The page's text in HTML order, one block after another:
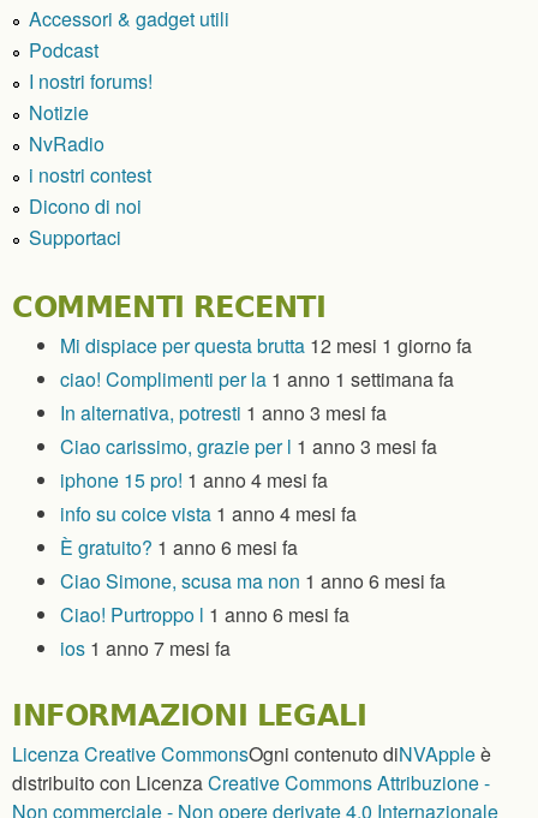
Accessori & gadget utili
Podcast
I nostri forums!
Notizie
NvRadio
i nostri contest
Dicono di noi
Supportaci
COMMENTI RECENTI
Mi dispiace per questa brutta 12 mesi 1 giorno fa
ciao! Complimenti per la 1 anno 1 settimana fa
In alternativa, potresti 1 anno 3 mesi fa
Ciao carissimo, grazie per l 1 anno 3 mesi fa
iphone 15 pro! 1 anno 4 mesi fa
info su coice vista 1 anno 4 mesi fa
È gratuito? 1 anno 6 mesi fa
Ciao Simone, scusa ma non 1 anno 6 mesi fa
Ciao! Purtroppo l 1 anno 6 mesi fa
ios 1 anno 7 mesi fa
INFORMAZIONI LEGALI
Licenza Creative CommonsOgni contenuto diNVAppleè
distribuito con LicenzaCreative Commons Attribuzione -
Non commerciale - Non opere derivate 4.0 Internazionale